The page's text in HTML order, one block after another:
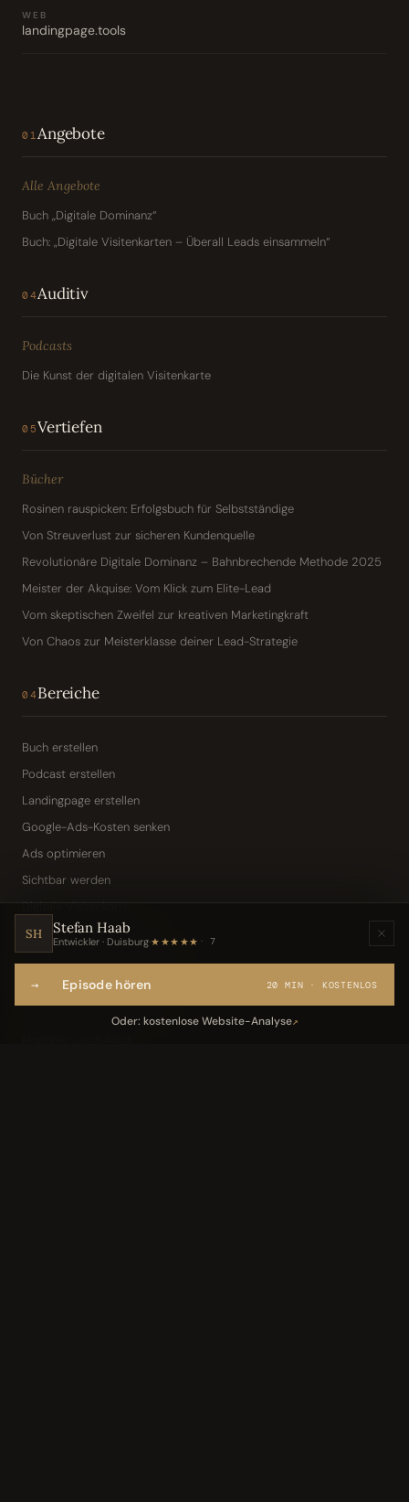
WEB
landingpage.tools
01 Angebote
Alle Angebote
Buch „Digitale Dominanz“
Buch: „Digitale Visitenkarten – Überall Leads einsammeln“
04Auditiv
Podcasts
Die Kunst der digitalen Visitenkarte
05Vertiefen
Bücher
Rosinen rauspicken: Erfolgsbuch für Selbstständige
Von Streuverlust zur sicheren Kundenquelle
Revolutionäre Digitale Dominanz – Bahnbrechende Methode 2025
Meister der Akquise: Vom Klick zum Elite-Lead
Vom skeptischen Zweifel zur kreativen Marketingkraft
Von Chaos zur Meisterklasse deiner Lead-Strategie
04Bereiche
Buch erstellen
Podcast erstellen
Landingpage erstellen
Google-Ads-Kosten senken
Ads optimieren
Sichtbar werden
Digitale Visitenkarte
KI-Assistent (Toni · Jarvis)
Webseite per Sprache
SH Stefan Haab
Entwickler · Duisburg·★★★★★ 7
→ Episode hören 20 MIN · KOSTENLOS
Oder: kostenlose Website-Analyse↗